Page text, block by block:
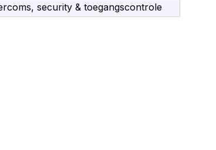
security & toegangscontrole